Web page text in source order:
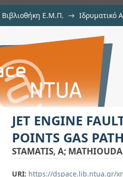
Βιβλιοθήκη Ε.Μ.Π. → Ιδρυματικό
DETECTION
JET ENGINE
POINTS GAS
STAMATIS, A;
URI: https://dspace.lib.ntua.gr/